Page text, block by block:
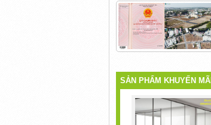
SẢN PHẨM KHUYẾN MÃI